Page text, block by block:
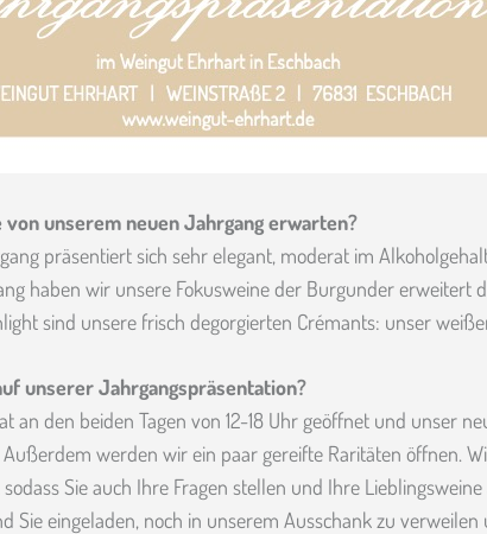
von unserem neuen Jahrgang erwarten?
präsentiert sich sehr elegant, moderat im
haben wir unsere Fokusweine der Burgunder erweitert
sind unsere frisch degorgierten Crémants: unser
unserer Jahrgangspräsentation?
an den beiden Tagen von 12-18 Uhr geöffnet und unser
werden wir ein paar gereifte Raritäten öffnen.
Sie auch Ihre Fragen stellen und Ihre
Sie eingeladen, noch in unserem Ausschank zu